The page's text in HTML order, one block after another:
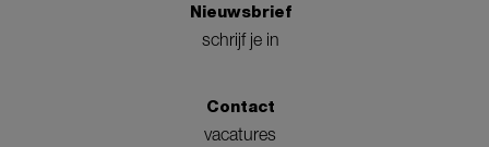
Nieuwsbrief
schrijf je in
Contact
vacatures